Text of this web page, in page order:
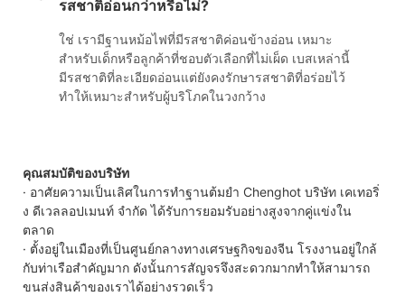
รสชาติอ่อนกว่าหรือไม่?
ใช่ เรามีฐานหม้อไฟที่มีรสชาติค่อนข้างอ่อน เหมาะ
สำหรับเด็กหรือลูกค้าที่ชอบตัวเลือกที่ไม่เผ็ด เบสเหล่านี้
มีรสชาติที่ละเอียดอ่อนแต่ยังคงรักษารสชาติที่อร่อยไว้
ทำให้เหมาะสำหรับผู้บริโภคในวงกว้าง
คุณสมบัติของบริษัท
· อาศัยความเป็นเลิศในการทำฐานต้มยำ Chenghot บริษัท เคเทอริ่
ง ดีเวลลอปเมนท์ จำกัด ได้รับการยอมรับอย่างสูงจากคู่แข่งใน
ตลาด
· ตั้งอยู่ในเมืองที่เป็นศูนย์กลางทางเศรษฐกิจของจีน โรงงานอยู่ใกล้
กับท่าเรือสำคัญมาก ดังนั้นการสัญจรจึงสะดวกมากทำให้สามารถ
ขนส่งสินค้าของเราได้อย่างรวดเร็ว